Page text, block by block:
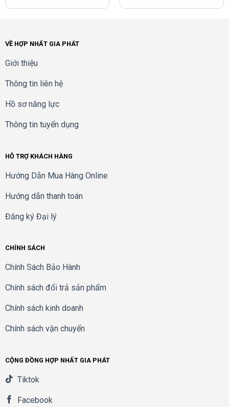
VỀ HỢP NHẤT GIA PHÁT
Giới thiệu
Thông tin liên hệ
Hồ sơ năng lực
Thông tin tuyển dụng
HỖ TRỢ KHÁCH HÀNG
Hướng Dẫn Mua Hàng Online
Hướng dẫn thanh toán
Đăng ký Đại lý
CHÍNH SÁCH
Chính Sách Bảo Hành
Chính sách đổi trả sản phẩm
Chính sách kinh doanh
Chính sách vận chuyển
CỘNG ĐỒNG HỢP NHẤT GIA PHÁT
Tiktok
Facebook